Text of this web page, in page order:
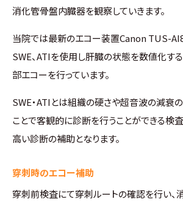
消化管骨盤内臓器を観察していきます。
当院では最新のエコー装置Canon TUS-
SWE、ATIを使用し肝臓の状態を数値化す
部エコーを行っています。
SWE・ATIとは組織の硬さや超音波の減衰
ことで客観的に診断を行うことができる検
高い診断の補助となります。
穿刺時のエコー補助
穿刺前検査にて穿刺ルートの確認を行い、